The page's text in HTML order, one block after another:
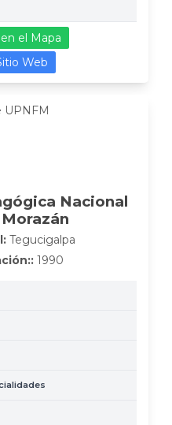
el Mapa
Web
Nacional
Tegucigalpa
1990